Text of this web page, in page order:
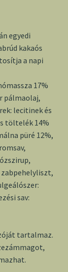
egyedi
kakaós
a napi
17%
pálmaolaj,
lecitinek és
töltelék 14%
püré 12%,
sav:
tartalmaz.